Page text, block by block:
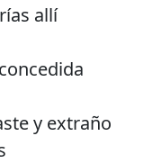
allí
y extraño